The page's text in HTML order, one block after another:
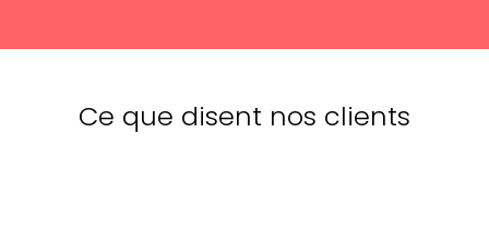
Ce que disent nos clients